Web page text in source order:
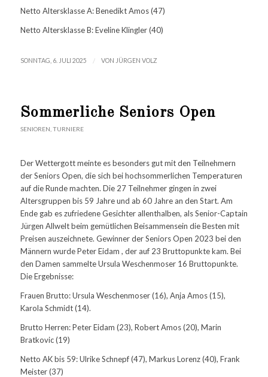
Netto Altersklasse A: Benedikt Amos (47)
Netto Altersklasse B: Eveline Klingler (40)
SONNTAG, 6. JULI 2025 / VON JÜRGEN VOLZ
Sommerliche Seniors Open
SENIOREN TURNIERE
Der Wettergott meinte es besonders gut mit den Teilnehmern
der Seniors Open, die sich bei hochsommerlichen Temperaturen
auf die Runde machten. Die 27 Teilnehmer gingen in zwei
Altersgruppen bis 59 Jahre und ab 60 Jahre an den Start. Am
Ende gab es zufriedene Gesichter allenthalben, als Senior-Captain
Jürgen Allwelt beim gemütlichen Beisammensein die Besten mit
Preisen auszeichnete. Gewinner der Seniors Open 2023 bei den
Männern wurde Peter Eidam , der auf 23 Bruttopunkte kam. Bei
den Damen sammelte Ursula Weschenmoser 16 Bruttopunkte.
Die Ergebnisse:
Frauen Brutto: Ursula Weschenmoser (16), Anja Amos (15),
Karola Schmidt (14).
Brutto Herren: Peter Eidam (23), Robert Amos (20), Marin
Bratkovic (19)
Netto AK bis 59: Ulrike Schnepf (47), Markus Lorenz (40), Frank
Meister (37)